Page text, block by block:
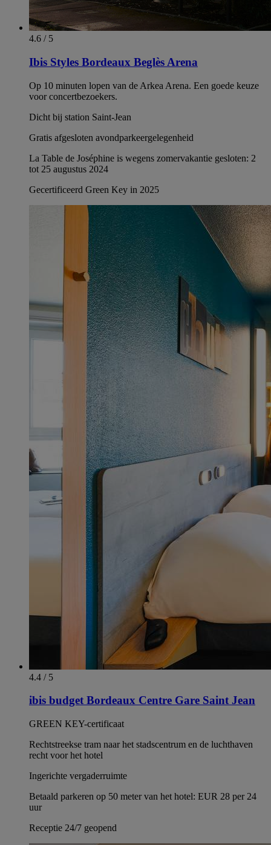
4.6 / 5
Ibis Styles Bordeaux Beglès Arena
Op 10 minuten lopen van de Arkea Arena. Een goede keuze
voor concertbezoekers.
Dicht bij station Saint-Jean
Gratis afgesloten avondparkeergelegenheid
La Table de Joséphine is wegens zomervakantie gesloten: 2
tot 25 augustus 2024
Gecertificeerd Green Key in 2025
4.4 / 5
ibis budget Bordeaux Centre Gare Saint Jean
GREEN KEY-certificaat
Rechtstreekse tram naar het stadscentrum en de luchthaven
recht voor het hotel
Ingerichte vergaderruimte
Betaald parkeren op 50 meter van het hotel: EUR 28 per 24
uur
Receptie 24/7 geopend